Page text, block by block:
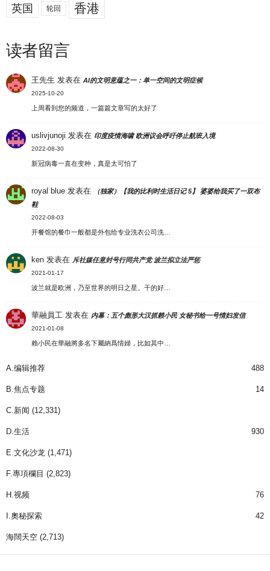
英国 轮回 香港
读者留言
王先生 发表在AI的文明意蕴之一：单一空间的文明症候
2025-10-20
上周看到您的频道，一篇篇文章写的太好了
uslivjunoji 发表在 印度疫情海啸 欧洲议会呼吁停止航班入境
2022-08-30
新冠病毒一直在变种，真是太可怕了
royal blue 发表在
（独家）【我的比利时生活日记 5】 婆婆给我买了一双布
鞋
2022-08-03
开餐馆的餐巾一般都是外包给专业洗衣公司洗…
ken 发表在 斥社媒任意封号行同共产党 波兰拟立法严惩
2021-01-17
波兰就是欧洲，乃至世界的明日之星。干的好…
華融員工 发表在 内幕：五个彪形大汉抓赖小民 女秘书给一号情妇发信
2021-01-08
賴小民在華融將多名下屬納爲情婦，比如其中…
A.编辑推荐 488
B.焦点专题 14
C.新闻 (12,331)
D.生活 930
E.文化沙龙 (1,471)
F.專項欄目 (2,823)
H.视频 76
I.奧秘探索 42
海闊天空 (2,713)